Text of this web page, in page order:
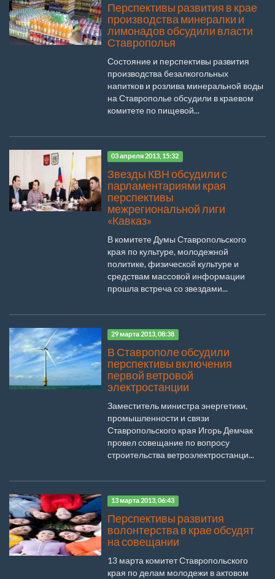
Перспективы развития в крае
производства минералки и
лимонадов обсудили власти
Ставрополья
Состояние и перспективы развития
производства безалкогольных
напитков и розлива минеральной воды
на Ставрополье обсудили в краевом
комитете по пищевой...
03 апреля 2013, 15:32
Звезды КВН обсудили с
парламентариями края
перспективы
межрегиональной лиги
«Кавказ»
В комитете Думы Ставропольского
края по культуре, молодежной
политике, физической культуре и
средствам массовой информации
прошла встреча со звездами...
29 марта 2013, 08:38
В Ставрополе обсудили
перспективы включения
первой ветровой
электростанции
Заместитель министра энергетики,
промышленности и связи
Ставропольского края Игорь Демчак
провел совещание по вопросу
строительства ветроэлектростанци...
13 марта 2013, 06:43
Перспективы развития
волонтерства в крае обсудят
на совещании
13 марта комитет Ставропольского
края по делам молодежи в актовом